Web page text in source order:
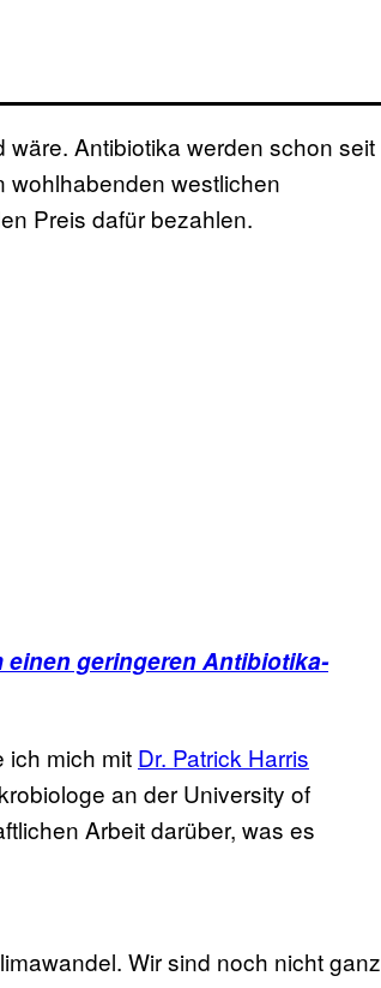
Antibiotika werden schon seit
wohlhabenden westlichen
Preis dafür bezahlen.
geringeren Antibiotika-
ich mich mit Dr. Patrick Harris
an der University of
Arbeit darüber, was es
Wir sind noch nicht ganz